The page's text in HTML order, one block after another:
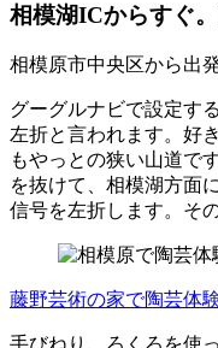
相模湖ICからすぐ
相模原市中央区から出
グーグルナビで設定す
左折と言われます。好
もやっとの狭い山道で
を抜けて、相模湖方面
信号を左折します。そ
藤野芸術の家で陶芸体験